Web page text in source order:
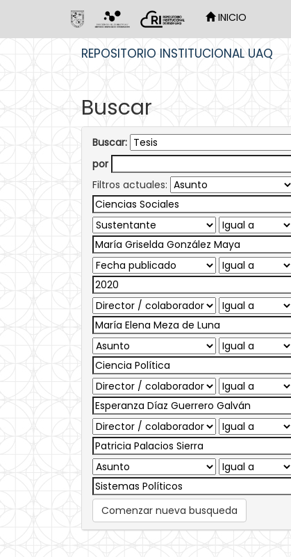
INICIO
REPOSITORIO INSTITUCIONAL UAQ
Buscar
Buscar:
por
Filtros actuales:
Comenzar nueva busqueda